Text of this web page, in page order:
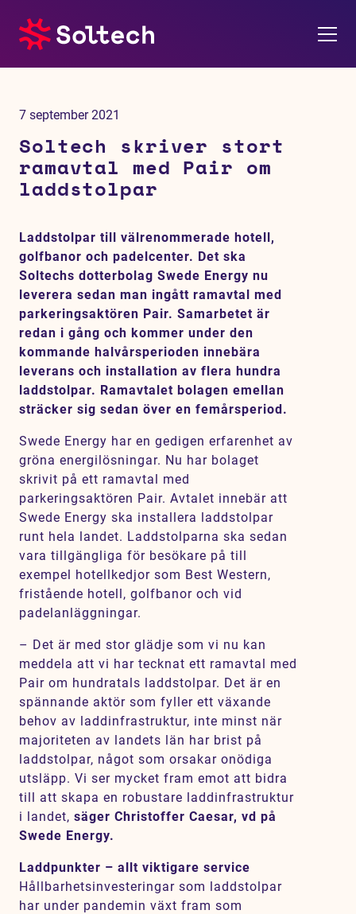
Karriär
Jobb
SV EN
Tjänster
Investerare
Hållbarhet
7 september 2021
Soltech skriver stort
ramavtal med Pair om
laddstolpar
Laddstolpar till välrenommerade hotell,
golfbanor och padelcenter. Det ska
Soltechs dotterbolag Swede Energy nu
leverera sedan man ingått ramavtal med
parkeringsaktören Pair. Samarbetet är
redan i gång och kommer under den
kommande halvårsperioden innebära
leverans och installation av flera hundra
laddstolpar. Ramavtalet bolagen emellan
sträcker sig sedan över en femårsperiod.
Swede Energy har en gedigen erfarenhet av
gröna energilösningar. Nu har bolaget
skrivit på ett ramavtal med
parkeringsaktören Pair. Avtalet innebär att
Swede Energy ska installera laddstolpar
runt hela landet. Laddstolparna ska sedan
vara tillgängliga för besökare på till
exempel hotellkedjor som Best Western,
fristående hotell, golfbanor och vid
padelanläggningar.
– Det är med stor glädje som vi nu kan
meddela att vi har tecknat ett ramavtal med
Pair om hundratals laddstolpar. Det är en
spännande aktör som fyller ett växande
behov av laddinfrastruktur, inte minst när
majoriteten av landets län har brist på
laddstolpar, något som orsakar onödiga
utsläpp. Vi ser mycket fram emot att bidra
till att skapa en robustare laddinfrastruktur
i landet, säger Christoffer Caesar, vd på
Swede Energy.
Laddpunkter – allt viktigare service
Hållbarhetsinvesteringar som laddstolpar
har under pandemin växt fram som